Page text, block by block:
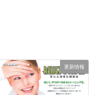
更新情報